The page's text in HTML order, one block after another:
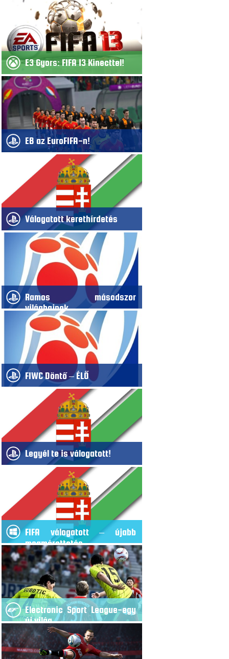
E3 Gyors: FIFA 13 Kinecttel!
EB az EuroFIFA-n!
Válogatott kerethírdetés
Ramos másodszor
világbajnok
FIWC Döntő – ÉLŐ
Legyél te is válogatott!
FIFA válogatott – újabb
megmérettetés
Electronic Sport League-egy
új világ